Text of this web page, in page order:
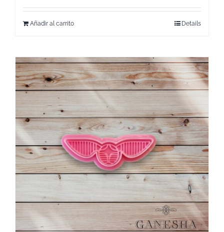
Añadir al carrito Details